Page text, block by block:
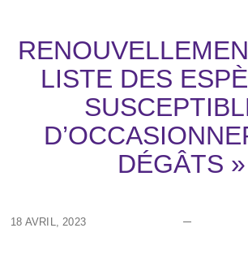
LISTE DES
DÉGÂTS »
18 AVRIL, 2023